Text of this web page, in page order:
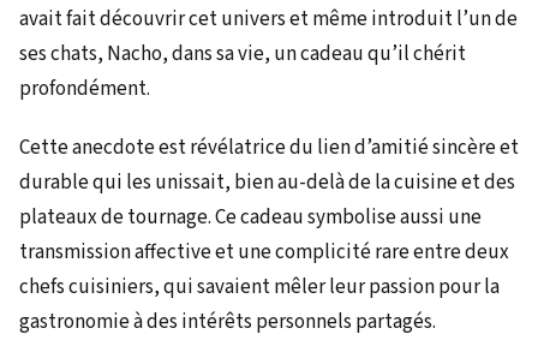
avait fait découvrir cet univers et même introduit l’un de
ses chats, Nacho, dans sa vie, un cadeau qu’il chérit
profondément.
Cette anecdote est révélatrice du lien d’amitié sincère et
durable qui les unissait, bien au-delà de la cuisine et des
plateaux de tournage. Ce cadeau symbolise aussi une
transmission affective et une complicité rare entre deux
chefs cuisiniers, qui savaient mêler leur passion pour la
gastronomie à des intérêts personnels partagés.